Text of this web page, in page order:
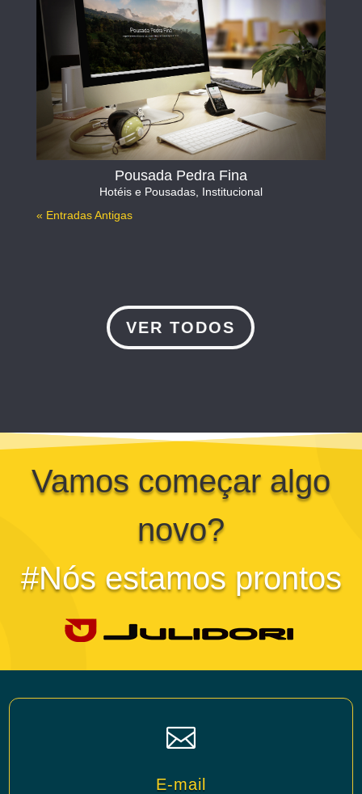
Pousada Pedra Fina
Hotéis e Pousadas, Institucional
« Entradas Antigas
VER TODOS
Vamos começar algo
novo?
#Nós estamos prontos

E-mail